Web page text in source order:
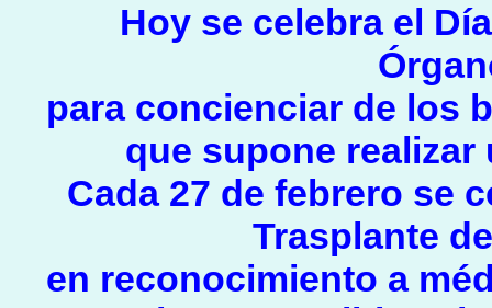
Hoy se celebra el
para concienciar de los
que supone
Cada 27 de febrero se
Trasplante
en reconocimiento a